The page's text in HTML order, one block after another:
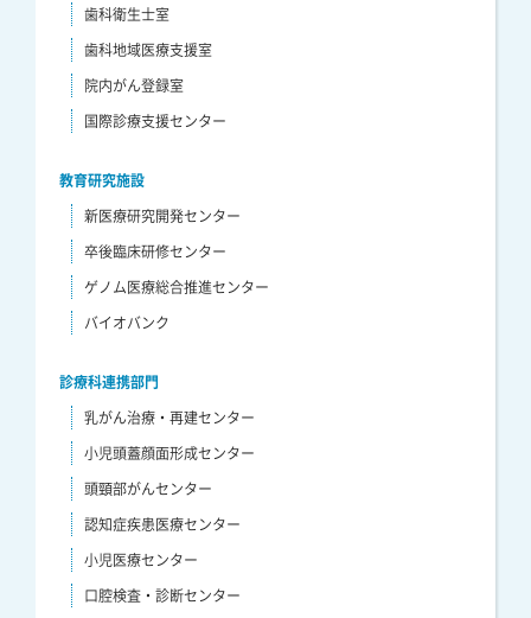
歯科衛生士室
歯科地域医療支援室
院内がん登録室
国際診療支援センター
教育研究施設
新医療研究開発センター
卒後臨床研修センター
ゲノム医療総合推進センター
バイオバンク
診療科連携部門
乳がん治療・再建センター
小児頭蓋顔面形成センター
頭頸部がんセンター
認知症疾患医療センター
小児医療センター
口腔検査・診断センター